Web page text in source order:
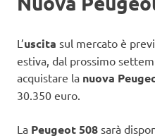
L’uscita sul mercato è
estiva, dal prossimo
acquistare la nuova
30.350 euro.
La Peugeot 508 sarà